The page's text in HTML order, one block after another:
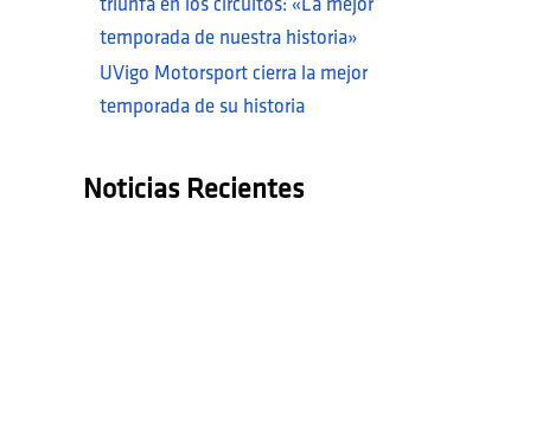
temporada de nuestra historia»
UVigo Motorsport cierra la mejor
temporada de su historia
Noticias Recientes